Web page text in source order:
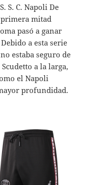
S. C. Napoli De
mitad
pasó a ganar
a esta serie
estaba seguro de
a la larga,
el Napoli
profundidad.